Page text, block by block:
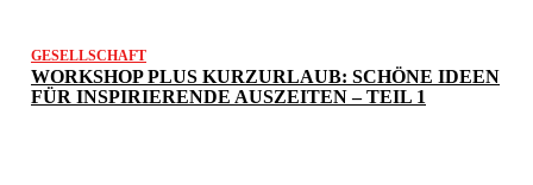
GESELLSCHAFT
WORKSHOP PLUS KURZURLAUB: SCHÖNE IDEEN
FÜR INSPIRIERENDE AUSZEITEN – TEIL 1